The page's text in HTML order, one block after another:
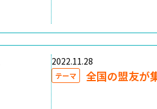
2022.11.28
テーマ 全国の盟友が